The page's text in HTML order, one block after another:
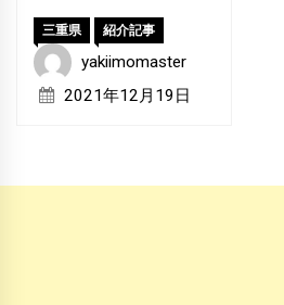
三重県 紹介記事
yakiimomaster
2021年12月19日